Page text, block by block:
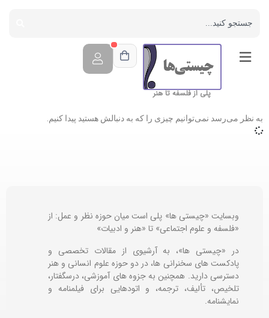
پلی از فلسفه تا هنر
به نظر می‌رسد نمی‌توانیم چیزی را که به دنبالش هستید پیدا کنیم.
وبسایت «چیستی ها» پلی است میان حوزه نظر و عمل: از
«فلسفه و علوم اجتماعی» تا «هنر و ادبیات»
در «چیستی ها»، به آرشیوی از مقالات تخصصی و
پادکست های سخنرانی ها، در دو حوزه علوم انسانی و هنر
دسترسی دارید. همچنین به جزوه های آموزشی، درسگفتار،
تلخیص، تألیف، ترجمه، و اتودهایی برایفیلمنامه و
نمایشنامه.